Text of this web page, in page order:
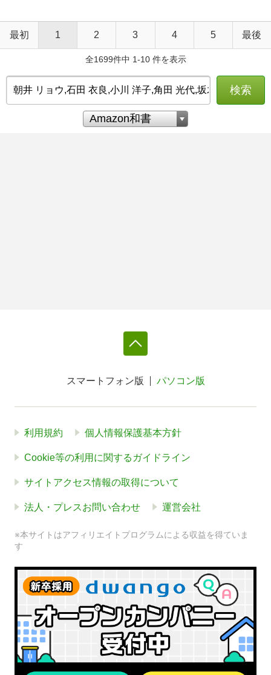
最初 1 2 3 4 5 最後
全1699件中 1-10 件を表示
検索
スマートフォン版 パソコン版
利用規約 個人情報保護基本方針
Cookie等の利用に関するガイドライン
サイトアクセス情報の取得について
法人・プレスお問い合わせ 運営会社
※本サイトはアフィリエイトプログラムによる収益を得ていま
す